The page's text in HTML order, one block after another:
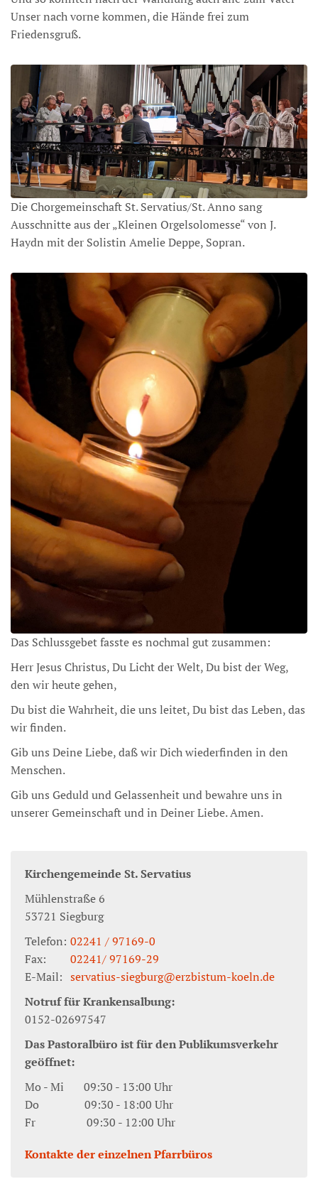
Unser nach vorne kommen, die Hände frei zum
Friedensgruß.
Die Chorgemeinschaft St. Servatius/St. Anno sang
Ausschnitte aus der „Kleinen Orgelsolomesse“ von J.
Haydn mit der Solistin Amelie Deppe, Sopran.
Das Schlussgebet fasste es nochmal gut zusammen:
Herr Jesus Christus, Du Licht der Welt, Du bist der Weg,
den wir heute gehen,
Du bist die Wahrheit, die uns leitet, Du bist das Leben, das
wir finden.
Gib uns Deine Liebe, daß wir Dich wiederfinden in den
Menschen.
Gib uns Geduld und Gelassenheit und bewahre uns in
unserer Gemeinschaft und in Deiner Liebe. Amen.
Kirchengemeinde St. Servatius
Mühlenstraße 6
53721 Siegburg
Telefon: 02241 / 97169-0
Fax:
02241/ 97169-29
E-Mail: servatius-siegburg@erzbistum-koeln.de
Notruf für Krankensalbung:
0152-02697547
Das Pastoralbüro ist für den Publikumsverkehr
geöffnet:
Mo - Mi 09:30 - 13:00 Uhr
Do 09:30 - 18:00 Uhr
Fr 09:30 - 12:00 Uhr
Kontakte der einzelnen Pfarrbüros